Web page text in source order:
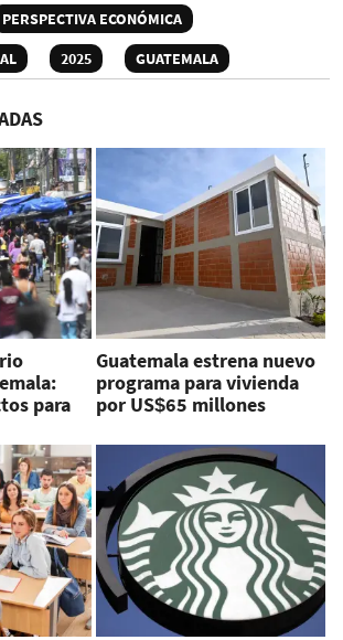
PERSPECTIVA ECONÓMICA
2025 GUATEMALA
para
Guatemala estrena nuevo
programa para vivienda
por US$65 millones